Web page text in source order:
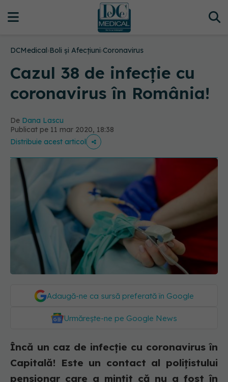
DCMedical›Boli și Afecțiuni›Coronavirus
Cazul 38 de infecție cu
coronavirus în România!
De Dana Lascu
Publicat pe 11 mar 2020, 18:38
Distribuie acest articol
Adaugă-ne ca sursă preferată în Google
Urmărește-ne pe Google News
Încă un caz de infecție cu coronavirus în
Capitală! Este un contact al polițistului
pensionar care a mințit că nu a fost în